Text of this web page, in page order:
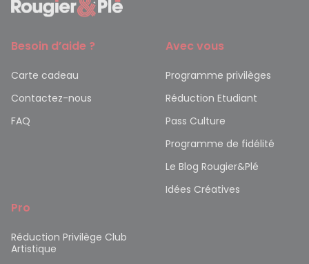
Besoin d’aide ?
Carte cadeau
Contactez-nous
FAQ
Avec vous
Programme privilèges
Réduction Etudiant
Pass Culture
Programme de fidélité
Le Blog Rougier&Plé
Idées Créatives
Pro
Réduction Privilège Club
Artistique